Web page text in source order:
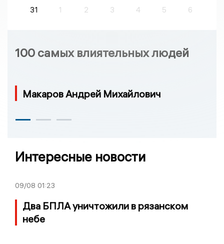
31
1 2 3 4 5 6
100 самых влиятельных людей
Макаров Андрей Михайлович
Интересные новости
09/08 01:23
Два БПЛА уничтожили в рязанском
небе